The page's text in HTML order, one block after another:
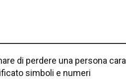
di perdere una persona cara
simboli e numeri